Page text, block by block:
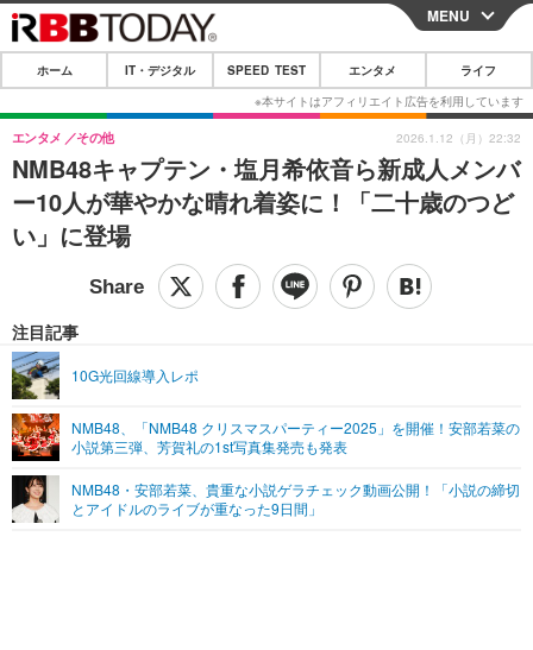
CLOSE
ホーム
IT・デジタル
IT・デジタルTOP スマートフォン
ネタ
ショッピング その他
SPEED TEST
エンタメ
エンタメTOP 映画・ドラマ
音楽
グラビア ブログ
ペット
その他
リリース一覧
プッシュ通知の停止方法
MENU
ホーム IT・デジタル SPEED TEST エンタメ ライフ
NMB48キャプテン・塩月希依音ら新成人メンバ
ー10人が華やかな晴れ着姿に！「二十歳のつど
い」に登場
エンタメ その他
注目記事
10G光回線導入レポ
NMB48、「NMB48 クリスマスパーティー2025」を開催！安部若菜の
小説第三弾、芳賀礼の1st写真集発売も発表
NMB48・安部若菜、貴重な小説ゲラチェック動画公開！「小説の締切
とアイドルのライブが重なった9日間」
2026.1.12（月）22:32